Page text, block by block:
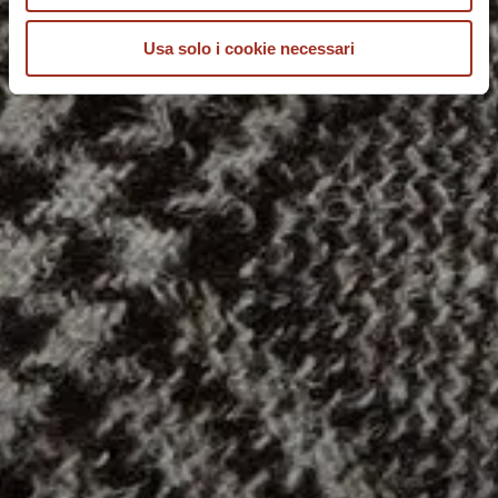
Usa solo i cookie necessari